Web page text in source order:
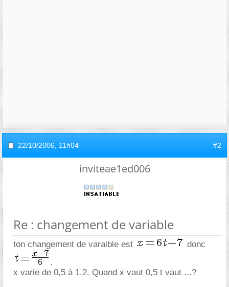
22/10/2006, 11h04 #2
inviteae1ed006
Re : changement de variable
ton changement de varaible est
donc
.
x varie de 0,5 à 1,2. Quand x vaut 0,5 t vaut ...?